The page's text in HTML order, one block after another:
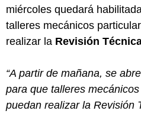
miércoles quedará
talleres mecánicos
realizar la Revisión
“A partir de mañana, se
para que talleres
puedan realizar la Revisión